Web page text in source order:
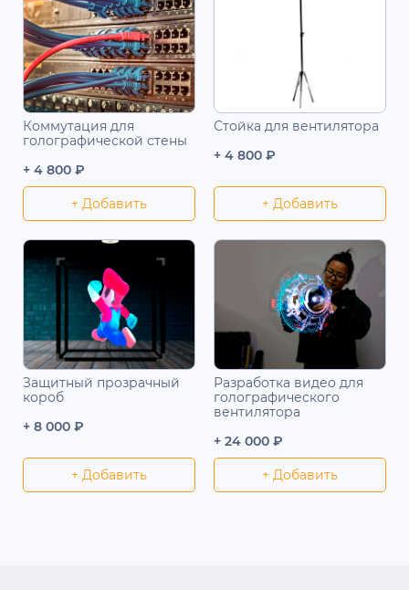
Коммутация для
голографической стены
+ 4 800 ₽
+ Добавить
Стойка для вентилятора
+ 4 800 ₽
+ Добавить
Защитный прозрачный
короб
+ 8 000 ₽
+ Добавить
Разработка видео для
голографического
вентилятора
+ 24 000 ₽
+ Добавить